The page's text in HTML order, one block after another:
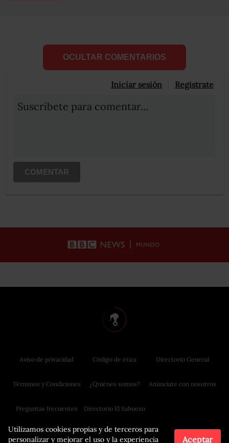
OCULTAR COMENTARIOS
Iniciar sesión Registrate
Suscribete para comentar...
COMENTAR
Utilizamos cookies propias y de terceros para
personalizar y mejorar el uso y la experiencia
Aceptar
Aviso de privacidad
Términos y Condiciones
Preguntas frecuentes
Código de ética
¿Quiénes somos?
Directorio El Sabueso
Directorio General
Anúnciate con nosotros